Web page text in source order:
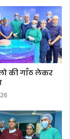
की गाँठ लेकर